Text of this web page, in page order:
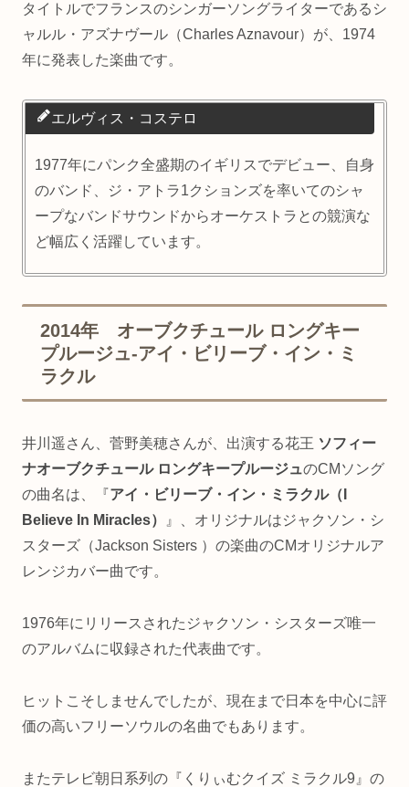
タイトルでフランスのシンガーソングライターであるシ
ャルル・アズナヴール（Charles Aznavour）が、1974
年に発表した楽曲です。
エルヴィス・コステロ
1977年にパンク全盛期のイギリスでデビュー、自身
のバンド、ジ・アトラ1クションズを率いてのシャ
ープなバンドサウンドからオーケストラとの競演な
ど幅広く活躍しています。
2014年 オーブクチュール ロングキー
プルージュ-アイ・ビリーブ・イン・ミ
ラクル
井川遥さん、菅野美穂さんが、出演する花王 ソフィー
ナオーブクチュール ロングキープルージュのCMソング
の曲名は、『 アイ・ビリーブ・イン・ミラクル（I
Believe In Miracles）
』、オリジナルはジャクソン・シ
スターズ（Jackson Sisters ）の楽曲のCMオリジナルア
レンジカバー曲です。
1976年にリリースされたジャクソン・シスターズ唯一
のアルバムに収録された代表曲です。
ヒットこそしませんでしたが、現在まで日本を中心に評
価の高いフリーソウルの名曲でもあります。
またテレビ朝日系列の『くりぃむクイズ ミラクル9』の